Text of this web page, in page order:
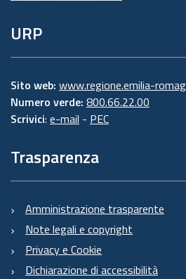
URP
Sito web: www.regione.emilia-
Numero verde: 800.66.22.00
Scrivici: e-mail - PEC
Trasparenza
Amministrazione trasparente
Note legali e copyright
Privacy e Cookie
Dichiarazione di accessibilità